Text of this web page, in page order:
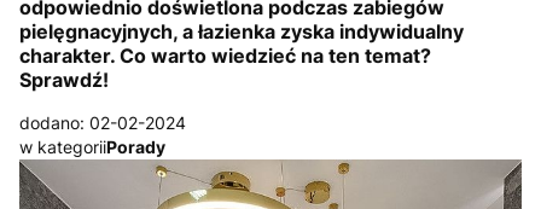
odpowiednio doświetlona podczas zabiegów
pielęgnacyjnych, a łazienka zyska indywidualny
charakter. Co warto wiedzieć na ten temat?
Sprawdź!
dodano: 02-02-2024
w kategoriiPorady